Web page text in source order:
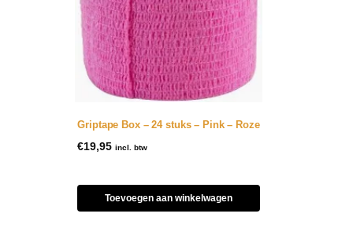
Griptape Box – 24 stuks – Pink – Roze
€19,95 incl. btw
Toevoegen aan winkelwagen